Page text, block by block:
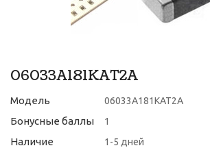
06033A181KAT2A
Модель 06033A181KAT2A
Бонусные баллы 1
Наличие 1-5 дней